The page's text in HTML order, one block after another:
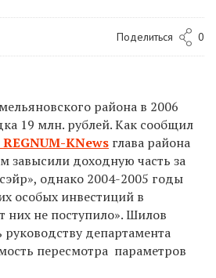
Поделиться 0
района в 2006
19 млн. рублей. Как сообщил
KNews глава района
завысили доходную часть за
однако 2004-2005 годы
особых инвестиций в
них не поступило». Шилов
департамента
пересмотра параметров